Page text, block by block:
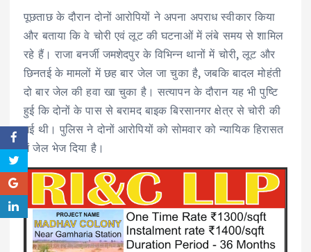
पूछताछ के दौरान दोनों आरोपियों ने अपना अपराध स्वीकार किया
और बताया कि वे चोरी एवं लूट की घटनाओं में लंबे समय से शामिल
रहे हैं। राजा बनर्जी जमशेदपुर के विभिन्न थानों में चोरी, लूट और
छिनतई के मामलों में छह बार जेल जा चुका है, जबकि बादल मोहंती
दो बार जेल की हवा खा चुका है। सत्यापन के दौरान यह भी पुष्टि
हुई कि दोनों के पास से बरामद बाइक बिरसानगर क्षेत्र से चोरी की
गई थी। पुलिस ने दोनों आरोपियों को सोमवार को न्यायिक हिरासत
में जेल भेज दिया है।